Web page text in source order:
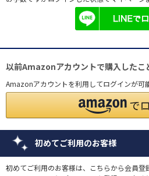
以前Amazonアカウントで購入したこ
Amazonアカウントを利用してログインが可
初めてご利用のお客様
初めてご利用のお客様は、こちらから会員登